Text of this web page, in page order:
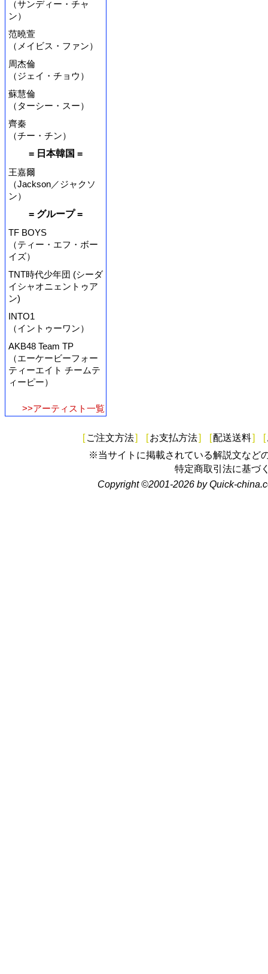
（サンディー・チャ
ン）
范曉萱
（メイビス・ファン）
周杰倫
（ジェイ・チョウ）
蘇慧倫
（ターシー・スー）
齊秦
（チー・チン）
= 日本韓国 =
王嘉爾
（Jackson／ジャクソ
ン）
= グループ =
TF BOYS
（ティー・エフ・ボー
イズ）
TNT時代少年団 (シーダ
イシャオニェントゥア
ン)
INTO1
（イントゥーワン）
AKB48 Team TP
（エーケービーフォー
ティーエイト チームテ
ィーピー）
>>アーティスト一覧
[ ご注文方法] [お支払方法] [配送送料] [
※当サイトに掲載されている解説文など
特定商取引法に基づ
Copyright ©2001-2026 by Quick-